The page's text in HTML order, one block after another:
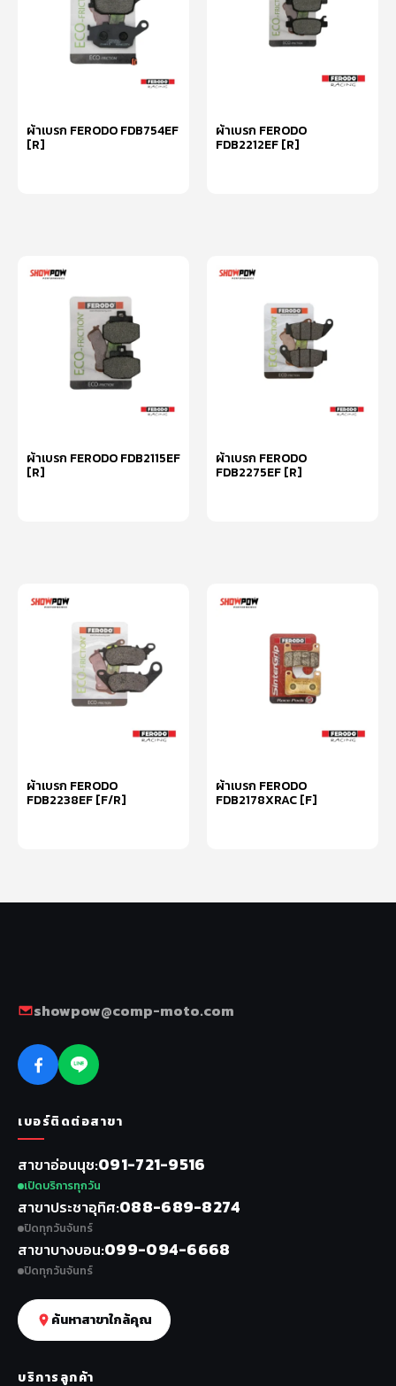
ผ้าเบรก FERODO FDB754EF
[R]
ผ้าเบรก FERODO
FDB2212EF [R]
ผ้าเบรก FERODO FDB2115EF
[R]
ผ้าเบรก FERODO
FDB2275EF [R]
ผ้าเบรก FERODO
FDB2238EF [F/R]
ผ้าเบรก FERODO
FDB2178XRAC [F]
showpow@comp-moto.com
เบอร์ติดต่อสาขา
สาขาอ่อนนุช 091-721-9516
เปิดบริการทุกวัน
สาขาประชาอุทิศ 088-689-8274
ปิดทุกวันจันทร์
สาขาบางบอน 099-094-6668
ปิดทุกวันจันทร์
ค้นหาสาขาใกล้คุณ
บริการลูกค้า